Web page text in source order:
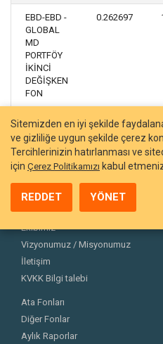
EBD-EBD -
GLOBAL
MD
PORTFÖY
İKİNCİ
DEĞİŞKEN
FON
0.262697
Hakkımızda
Ekibimiz
Vizyonumuz / Misyonumuz
İletişim
KVKK Bilgi talebi
Ata Fonları
Diğer Fonlar
Aylık Raporlar
Sitemizden en iyi şekilde
ve gizliliğe uygun şekilde çerez
Tercihlerinizin hatırlanması ve
için Çerez Politikamızı kabul
REDDET YÖNET